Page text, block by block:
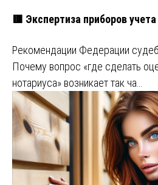
🟥 Экспертиза приборов
Рекомендации Федерации
Почему вопрос «где сделать
нотариуса» возникает так ча…